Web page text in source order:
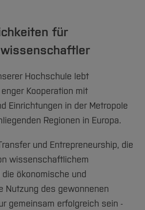
für
Hochschule lebt
Kooperation mit
Einrichtungen in der Metropole
Regionen in Europa.
und Entrepreneurship, die
wissenschaftlichem
ökonomische und
Nutzung des gewonnenen
gemeinsam erfolgreich sein -